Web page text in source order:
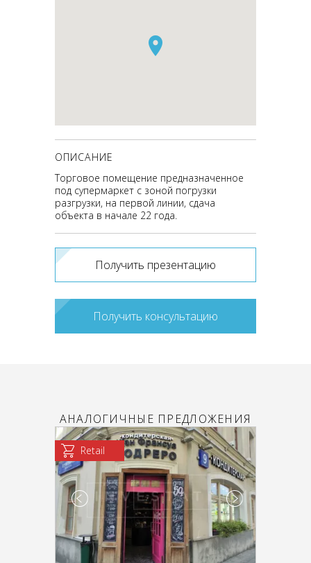
ОПИСАНИЕ
Торговое помещение предназначенное
под супермаркет с зоной погрузки
разгрузки, на первой линии, сдача
объекта в начале 22 года.
Получить презентацию
Получить консультацию
АНАЛОГИЧНЫЕ ПРЕДЛОЖЕНИЯ
Retail